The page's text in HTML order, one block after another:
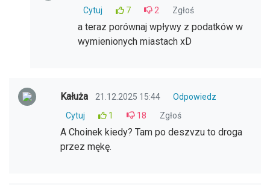
Cytuj
7 2 Zgłoś
a teraz porównaj wpływy z podatków w
wymienionych miastach xD
Kałuża 21.12.2025 15:44
Odpowiedz
Cytuj
1 18 Zgłoś
A Choinek kiedy? Tam po deszvzu to droga
przez mękę.